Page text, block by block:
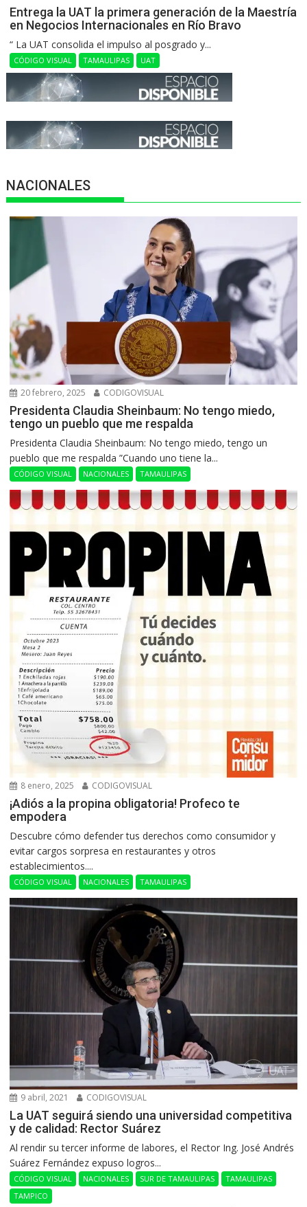
Entrega la UAT la primera generación de la Maestría
en Negocios Internacionales en Río Bravo
“ La UAT consolida el impulso al posgrado y...
CÓDIGO VISUAL TAMAULIPAS UAT
NACIONALES
20 febrero, 2025 CODIGOVISUAL
Presidenta Claudia Sheinbaum: No tengo miedo,
tengo un pueblo que me respalda
Presidenta Claudia Sheinbaum: No tengo miedo, tengo un
pueblo que me respalda ”Cuando uno tiene la...
CÓDIGO VISUAL NACIONALES TAMAULIPAS
8 enero, 2025 CODIGOVISUAL
¡Adiós a la propina obligatoria! Profeco te
empodera
Descubre cómo defender tus derechos como consumidor y
evitar cargos sorpresa en restaurantes y otros
establecimientos....
CÓDIGO VISUAL NACIONALES TAMAULIPAS
9 abril, 2021 CODIGOVISUAL
La UAT seguirá siendo una universidad competitiva
y de calidad: Rector Suárez
Al rendir su tercer informe de labores, el Rector Ing. José Andrés
Suárez Fernández expuso logros...
CÓDIGO VISUAL NACIONALES SUR DE TAMAULIPAS
TAMAULIPAS
TAMPICO